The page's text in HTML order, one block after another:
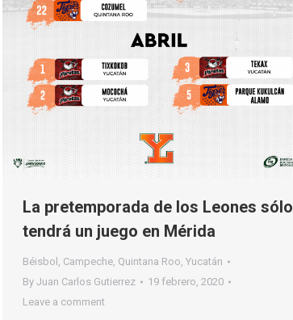
La pretemporada de los Leones sólo
tendrá un juego en Mérida
Béisbol , Campeche, Quintana Roo, Yucatán
By Juan Carlos Gutierrez
19 febrero, 2020
Leave a comment